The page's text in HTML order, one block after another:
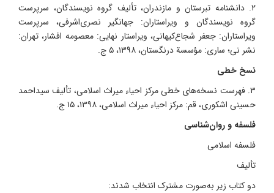
۲. دانشنامه تبرستان و مازندران، تألیف گروه نویسندگان، سرپرست
گروه نویسندگان و ویراستاران: جهانگیر نصری‌اشرفی، سرپرست
ویراستاران: جعفر شجاع‌کیهانی، ویراستار نهایی: معصومه افشار، تهران‏‫:
نشر نی؛ ساری: مؤسسة درنگستان‏‫، ۱۳۹۸، ۵ ج.
نسخ خطی
۳. فهرست نسخه‌های خطی مرکز احیاء میراث اسلامی، تألیف سیداحمد
حسینی اشکوری، قم: مرکز احیاء میراث اسلامی، ۱۳۹۸، ۱۵ ج.
فلسفه و روان‌شناسی
فلسفه اسلامی
تألیف
دو کتاب زیر به‌صورت مشترک انتخاب شدند: